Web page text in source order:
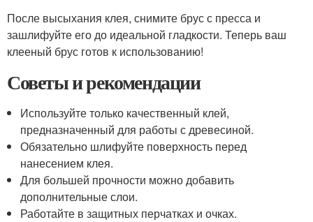
После высыхания клея, снимите брус с пресса и
зашлифуйте его до идеальной гладкости. Теперь ваш
клееный брус готов к использованию!
Советы и рекомендации
Используйте только качественный клей,
предназначенный для работы с древесиной.
Обязательно шлифуйте поверхность перед
нанесением клея.
Для большей прочности можно добавить
дополнительные слои.
Работайте в защитных перчатках и очках.